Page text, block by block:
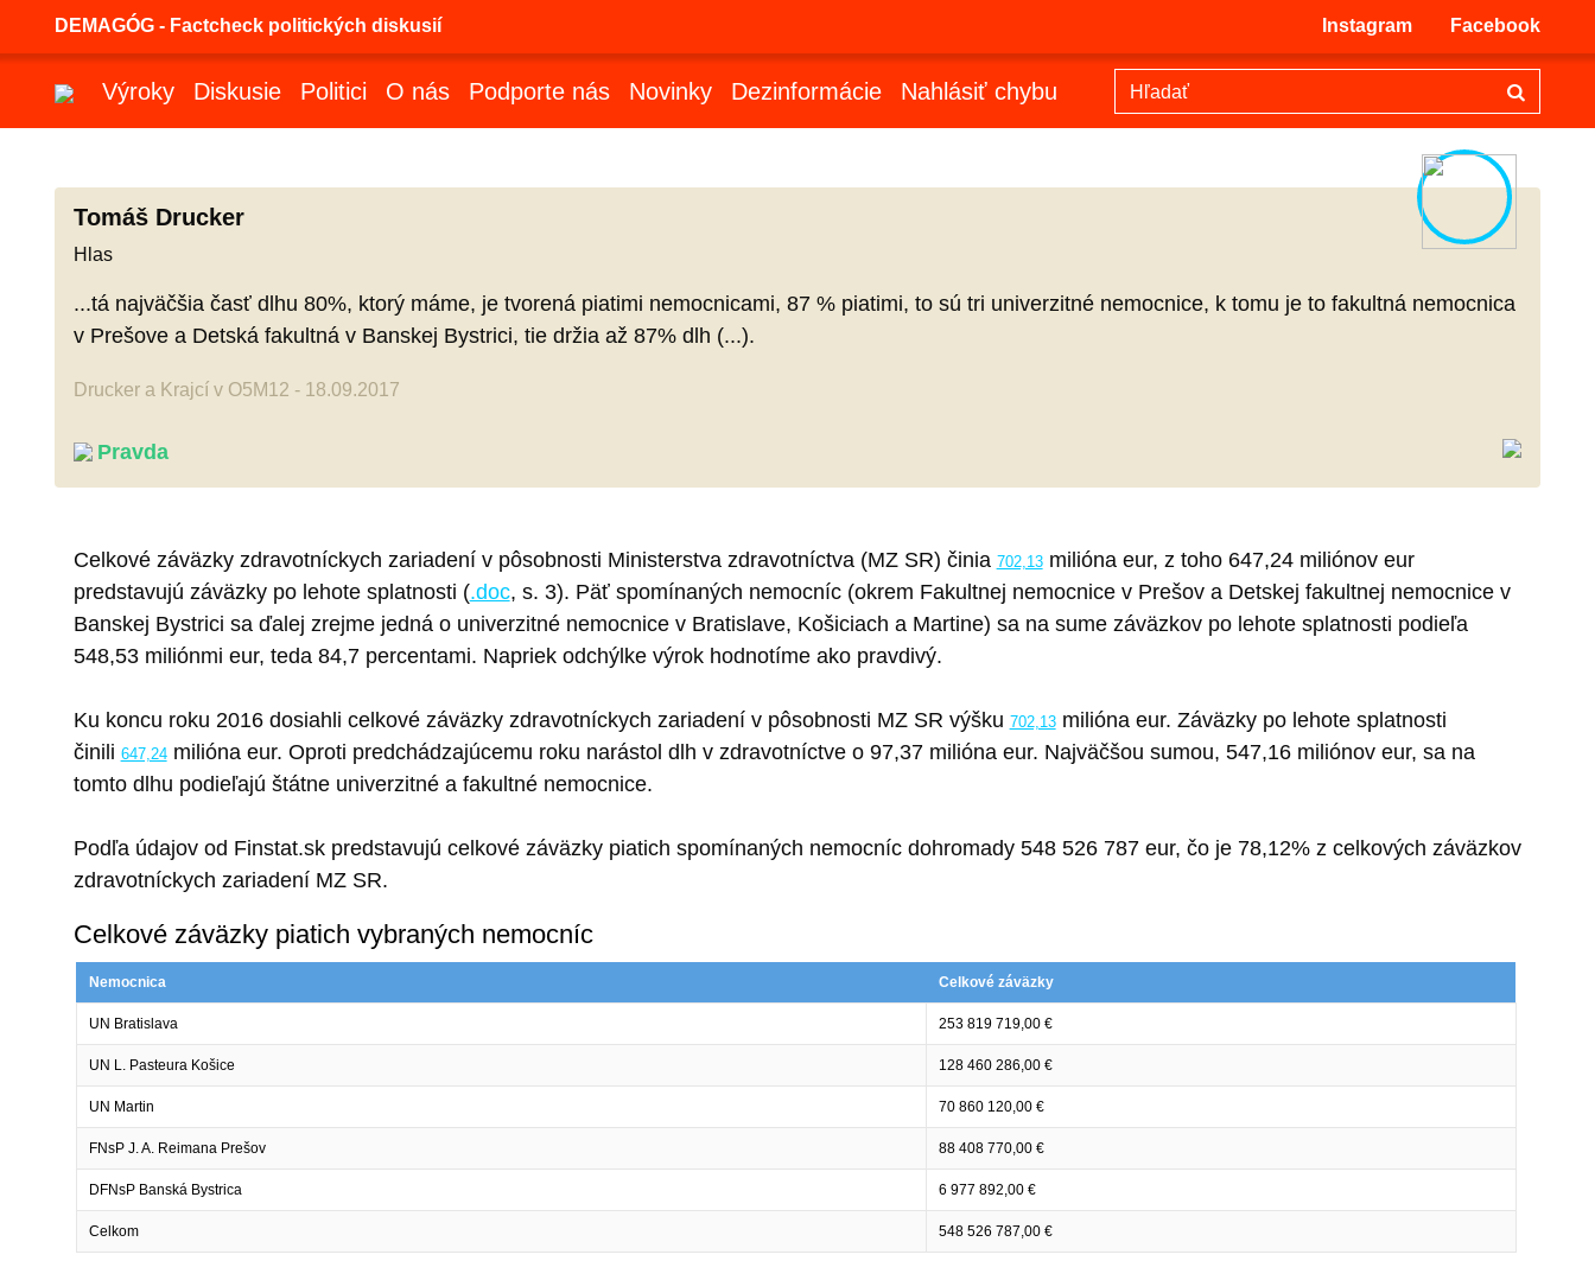
DEMAGÓG - Factcheck politických diskusií Instagram Facebook
Výroky Diskusie Politici O nás Podporte nás Novinky Dezinformácie Nahlásiť chybu
Tomáš Drucker
Hlas
...tá najväčšia časť dlhu 80%, ktorý máme, je tvorená piatimi nemocnicami, 87 % piatimi, to sú tri univerzitné nemocnice, k tomu je to fakultná nemocnica
v Prešove a Detská fakultná v Banskej Bystrici, tie držia až 87% dlh (...).
Drucker a Krajcí v O5M12 - 18.09.2017
Pravda
Celkové záväzky zdravotníckych zariadení v pôsobnosti Ministerstva zdravotníctva (MZ SR) činia 702,13milióna eur, z toho 647,24 miliónov eur
predstavujú záväzky po lehote splatnosti (.doc, s. 3). Päť spomínaných nemocníc (okrem Fakultnej nemocnice v Prešov a Detskej fakultnej nemocnice v
Banskej Bystrici sa ďalej zrejme jedná o univerzitné nemocnice v Bratislave, Košiciach a Martine) sa na sume záväzkov po lehote splatnosti podieľa
548,53 miliónmi eur, teda 84,7 percentami. Napriek odchýlke výrok hodnotíme ako pravdivý.
Ku koncu roku 2016 dosiahli celkové záväzky zdravotníckych zariadení v pôsobnosti MZ SR výšku 702,13milióna eur. Záväzky po lehote splatnosti
činili 647,24milióna eur. Oproti predchádzajúcemu roku narástol dlh v zdravotníctve o 97,37 milióna eur. Najväčšou sumou, 547,16 miliónov eur, sa na
tomto dlhu podieľajú štátne univerzitné a fakultné nemocnice.
Podľa údajov od Finstat.sk predstavujú celkové záväzky piatich spomínaných nemocníc dohromady 548 526 787 eur, čo je 78,12% z celkových záväzkov
zdravotníckych zariadení MZ SR.